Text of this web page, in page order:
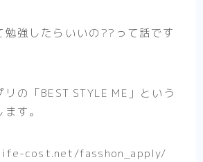
勉強したらいいの??って話です
の「BEST STYLE ME」という
す。
cost.net/fasshon_apply/